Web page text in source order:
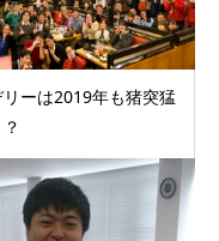
リーは2019年も猪突猛